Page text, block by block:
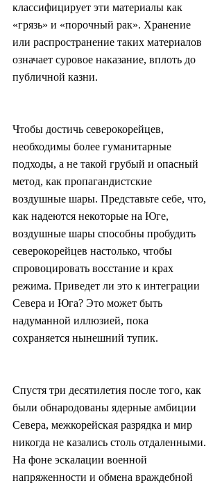
классифицирует эти материалы как
«грязь» и «порочный рак». Хранение
или распространение таких материалов
означает суровое наказание, вплоть до
публичной казни.
Чтобы достичь северокорейцев,
необходимы более гуманитарные
подходы, а не такой грубый и опасный
метод, как пропагандистские
воздушные шары. Представьте себе, что,
как надеются некоторые на Юге,
воздушные шары способны пробудить
северокорейцев настолько, чтобы
спровоцировать восстание и крах
режима. Приведет ли это к интеграции
Севера и Юга? Это может быть
надуманной иллюзией, пока
сохраняется нынешний тупик.
Спустя три десятилетия после того, как
были обнародованы ядерные амбиции
Севера, межкорейская разрядка и мир
никогда не казались столь отдаленными.
На фоне эскалации военной
напряженности и обмена враждебной